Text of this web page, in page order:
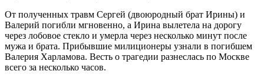
От полученных травм Сергей (двоюродный брат Ирины) и
Валерий погибли мгновенно, а Ирина вылетела на дорогу
через лобовое стекло и умерла через несколько минут после
мужа и брата. Прибывшие милиционеры узнали в погибшем
Валерия Харламова. Весть о трагедии разнеслась по Москве
всего за несколько часов.